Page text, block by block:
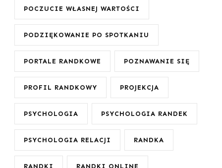
POCZUCIE WŁASNEJ WARTOŚCI
PODZIĘKOWANIE PO SPOTKANIU
PORTALE RANDKOWE POZNAWANIE SIĘ
PROFIL RANDKOWY PROJEKCJA
PSYCHOLOGIA PSYCHOLOGIA RANDEK
PSYCHOLOGIA RELACJI RANDKA
RANDKI RANDKI ONLINE